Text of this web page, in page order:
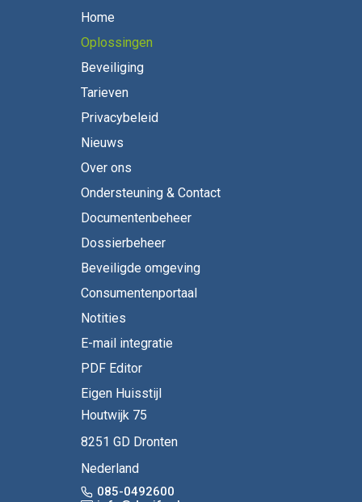
Home
Oplossingen
Beveiliging
Tarieven
Privacybeleid
Nieuws
Over ons
Ondersteuning & Contact
Documentenbeheer
Dossierbeheer
Beveiligde omgeving
Consumentenportaal
Notities
E-mail integratie
PDF Editor
Eigen Huisstijl
Houtwijk 75
8251 GD Dronten
Nederland
085-0492600